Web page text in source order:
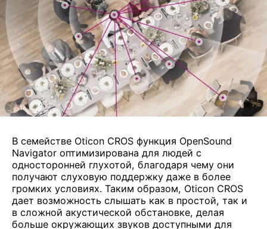
В семействе Oticon CROS функция OpenSound
Navigator оптимизирована для людей с
односторонней глухотой, благодаря чему они
получают слуховую поддержку даже в более
громких условиях. Таким образом, Oticon CROS
дает возможность слышать как в простой, так и
в сложной акустической обстановке, делая
больше окружающих звуков доступными для